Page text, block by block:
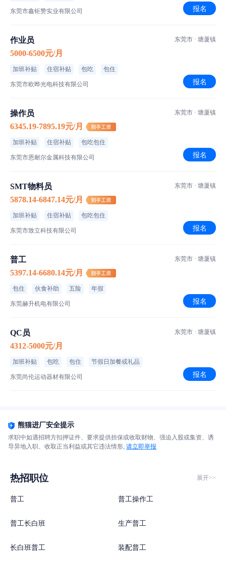
食宿介绍
伙食标准
菜品特色
工厂信息
东莞市德拉博电子科技有限公司
东莞市鑫钜赞实业有限公司 报名
作业员
5000-6500元/月
加班补贴 住宿补贴 包吃 包住
东莞市欧晔光电科技有限公司
东莞市 · 塘厦镇
报名
操作员
6345.19-7895.19元/月
加班补贴 住宿补贴 包吃包住
东莞市恩耐尔金属科技有限公司
东莞市 · 塘厦镇
报名
SMT物料员
5878.14-6847.14元/月
加班补贴 住宿补贴 包吃包住
东莞市致立科技有限公司
东莞市 · 塘厦镇
报名
普工
5397.14-6680.14元/月
包住 伙食补助 五险 年假
东莞赫升机电有限公司
东莞市 · 塘厦镇
报名
QC员
4312-5000元/月
加班补贴 包吃 包住 节假日加餐或礼品
东莞尚伦运动器材有限公司
东莞市 · 塘厦镇
报名
熊猫进厂安全提示
求职中如遇招聘方扣押证件、要求提供担保或收取财物、强迫入股或集资、诱
导异地入职、收取正当利益或其它违法情形, 请立即举报
热招职位 展开>>
普工 普工操作工
普工长白班 生产普工
长白班普工 装配普工